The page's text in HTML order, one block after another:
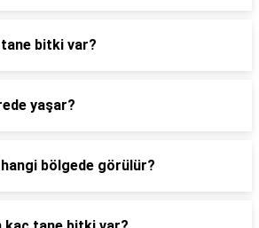
bitki var?
yaşar?
bölgede görülür?